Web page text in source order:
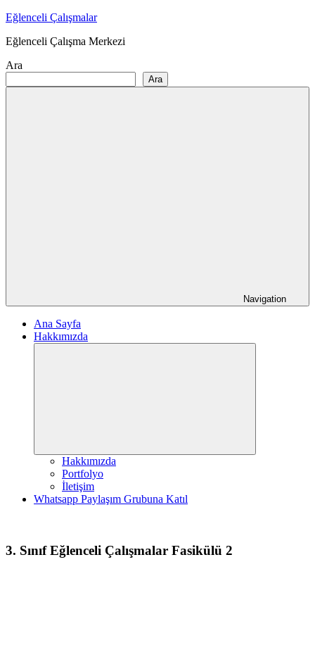
Skip
content
Eğlenceli Çalışmalar
Eğlenceli Çalışma Merkezi
Ara
Ara
Navigation
Ana Sayfa
Hakkımızda
Hakkımızda
Portfolyo
İletişim
Whatsapp Paylaşım Grubuna Katıl
3. Sınıf Eğlenceli Çalışmalar Fasikülü 2